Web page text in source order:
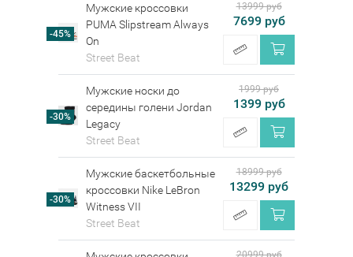
-45%
Мужские кроссовки
PUMA Slipstream Always
On
Street Beat
13999 руб
7699 руб
-30%
Мужские носки до
середины голени Jordan
Legacy
Street Beat
1999 руб
1399 руб
-30%
Мужские баскетбольные
кроссовки Nike LeBron
Witness VII
Street Beat
18999 руб
13299 руб